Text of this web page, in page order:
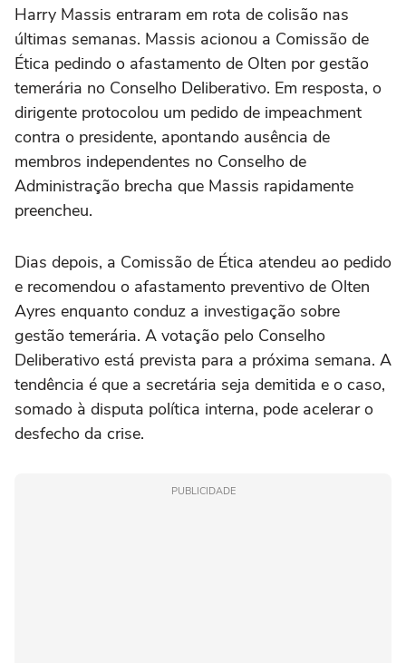
Harry Massis entraram em rota de colisão nas
últimas semanas. Massis acionou a Comissão de
Ética pedindo o afastamento de Olten por gestão
temerária no Conselho Deliberativo. Em resposta, o
dirigente protocolou um pedido de impeachment
contra o presidente, apontando ausência de
membros independentes no Conselho de
Administração brecha que Massis rapidamente
preencheu.
Dias depois, a Comissão de Ética atendeu ao pedido
e recomendou o afastamento preventivo de Olten
Ayres enquanto conduz a investigação sobre
gestão temerária. A votação pelo Conselho
Deliberativo está prevista para a próxima semana. A
tendência é que a secretária seja demitida e o caso,
somado à disputa política interna, pode acelerar o
desfecho da crise.
PUBLICIDADE